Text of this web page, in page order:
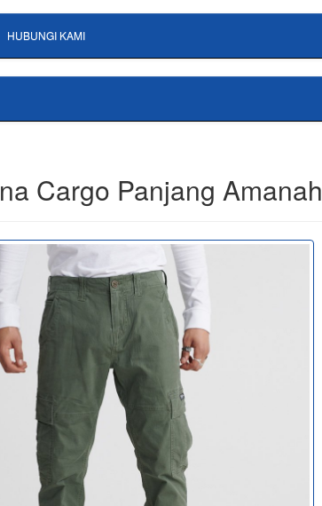
HUBUNGI KAMI
Cargo Panjang Amanah